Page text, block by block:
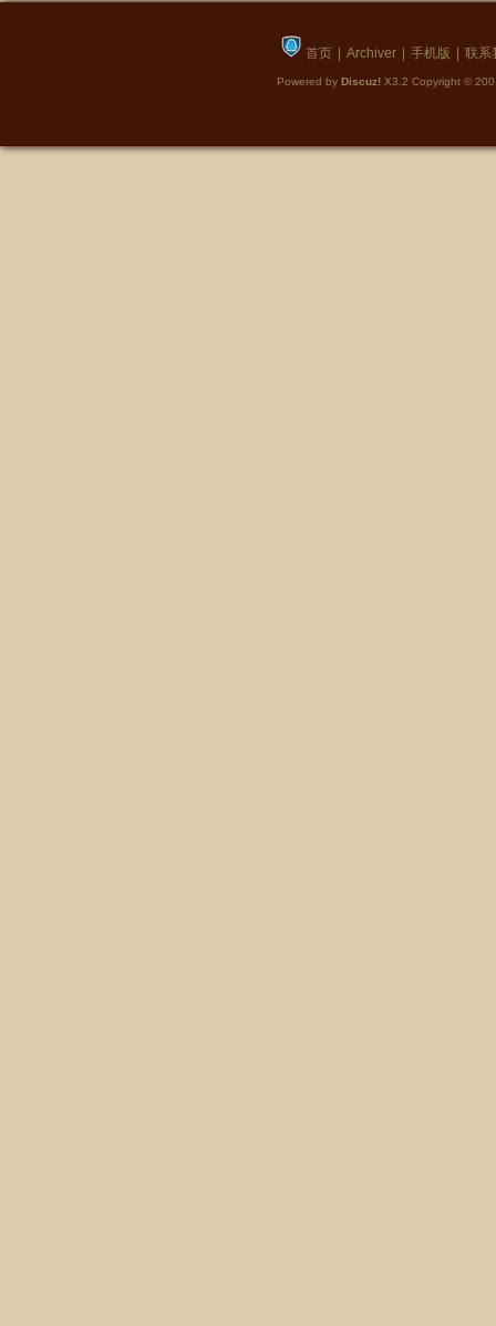
首页 Archiver 手机版 联系
Powered by Discuz! X3.2 Copyright ©